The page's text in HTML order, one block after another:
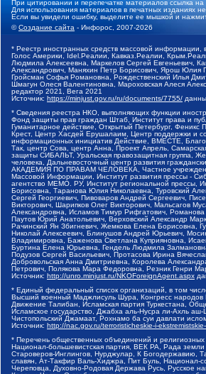
При цитировании и перепечатке материалов ссылка
Для использования материалов в печатных изданиях
Если вы увидели ошибку, выделите ее мышкой и
©Создание сайта - Инфорос, 2007-2026
* Реестр иностранных средств массовой информации,
Голос Америки, Idel.Реалии, Кавказ.Реалии,
Людмила Алексеевна, Маркелов Сергей Евгеньевич,
Александрович, Маняхин Петр Борисович, Ярош Юлия
Гройсман Софья Романовна, Рождественский Илья
Шмагун Олеся Валентиновна, Мароховская Алеся
редактор 2021, Вега 2021
Источник: https://minjust.gov.ru/ru/documents/7755/
* Сведения реестра НКО, выполняющих функции
Фонд защиты прав граждан Штаб, Институт права и
Гуманитарное действие, Открытый Петербург, Феникс
Крест, Центр Хасдей Ерушалаим, Центр поддержки и
информационных инициатив Действие, ВМЕСТЕ,
Так, центр Сова, центр Анна, Проект Апрель,
защиты СИБАЛЬТ, Уральская правозащитная группа,
человека, Дальневосточный центр развития
АКАДЕМИЯ ПО ПРАВАМ ЧЕЛОВЕКА, Частное учреждение
Массовой Информации, Институт развития прессы -
агентство МЕМО. РУ, Институт региональной прессы,
Борисовна, Таранова Юлия Николаевна, Туровский
Сергей Георгиевич, Пивоваров Андрей Сергеевич,
Викторович, Шарипков Олег Викторович, Мальсагов
Александровна, Исламов Тимур Рифгатович,
Паутов Юрий Анатольевич, Верховский Александр
Рачинский Ян Збигневич, Жемкова Елена Борисовна,
Николай Алексеевич, Блинушов Андрей Юрьевич,
Владимировна, Баженова Светлана Куприяновна,
Буртина Елена Юрьевна, Гендель Людмила
Подузов Сергей Васильевич, Протасова Ирина
Добровольская Анна Дмитриевна, Королева
Петрович, Полякова Мара Федоровна, Резник Генри
Источник: http://unro.minjust.ru/NKOForeignAgent.aspx
* Единый федеральный список организаций, в том
Высший военный Маджлисуль Шура, Конгресс народов
Движение Талибан, Исламская партия Туркестана,
Исламское государство, Джабха аль-Нусра ли-Ахль
Чистопольский Джамаат, Рохнамо ба суи давлати
Источник: http://nac.gov.ru/terroristicheskie-i-
* Перечень общественных объединений и
Национал-большевистская партия, ВЕК РА, Рада
Староверов-Инглингов, Нурджулар, К Богодержавию,
славян, Ат-Такфир Валь-Хиджра, Пит Буль, Национал-
Череповца, Духовно-Родовая Держава Русь, Русское